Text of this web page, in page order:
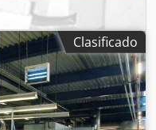
Clasificado